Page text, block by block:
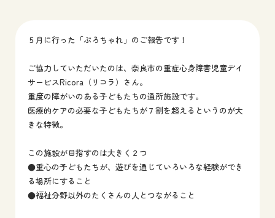
５月に行った「ぷろちゃれ」のご報告です！
ご協力していただいたのは、奈良市の重症心身障害児童デイ
サービスRicora（リコラ）さん。
重度の障がいのある子どもたちの通所施設です。
医療的ケアの必要な子どもたちが７割を超えるというのが大
きな特徴。
この施設が目指すのは大きく２つ
●重心の子どもたちが、遊びを通じていろいろな経験ができ
る場所にすること
●福祉分野以外のたくさんの人とつながること